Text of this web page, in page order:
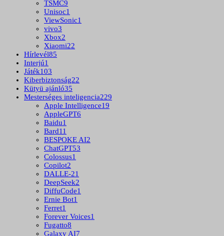
TSMC9
Unisoc1
ViewSonic1
vivo3
Xbox2
Xiaomi22
Hírlevél85
Interjú1
Játék103
Kiberbiztonság22
Kütyü ajánló35
Mesterséges inteligencia229
Apple Intelligence19
AppleGPT6
Baidu1
Bard11
BESPOKE AI2
ChatGPT53
Colossus1
Copilot2
DALLE-21
DeepSeek2
DiffuCode1
Ernie Bot1
Ferret1
Forever Voices1
Fugatto8
Galaxy AI7